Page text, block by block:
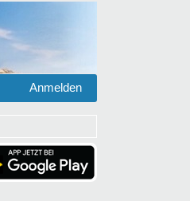
Anmelden